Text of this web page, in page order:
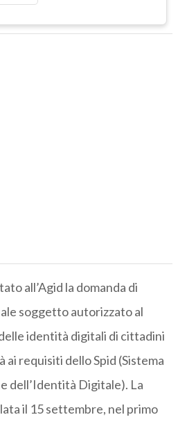
all’Agid la domanda di
soggetto autorizzato al
identità digitali di cittadini
requisiti dello Spid (Sistema
dell’Identità Digitale). La
il 15 settembre, nel primo